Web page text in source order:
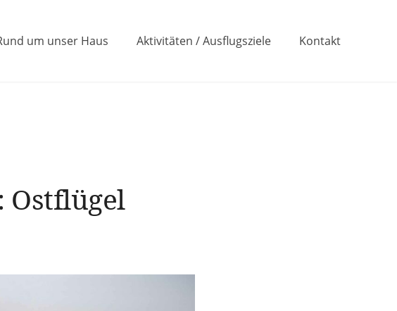
um unser Haus Aktivitäten / Ausflugsziele Kontakt
Ostflügel